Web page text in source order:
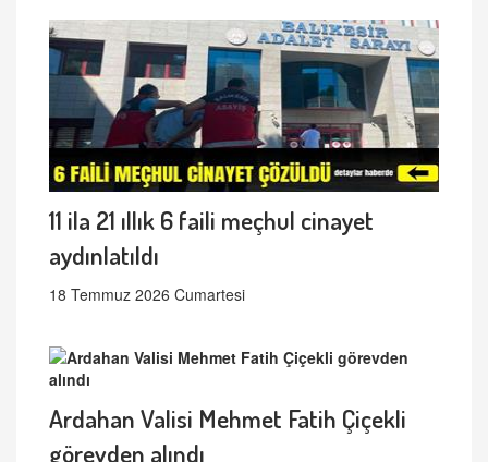
11 ila 21 ıllık 6 faili meçhul cinayet
aydınlatıldı
18 Temmuz 2026 Cumartesi
Ardahan Valisi Mehmet Fatih Çiçekli
görevden alındı